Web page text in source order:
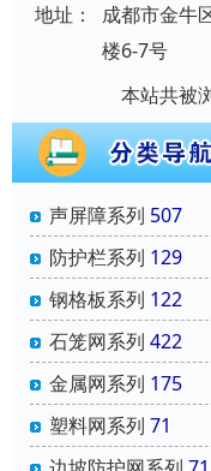
地址：
成都市金牛
楼6-7号
本站共被
声屏障系列 507
防护栏系列 129
钢格板系列 122
石笼网系列 422
金属网系列 175
塑料网系列 71